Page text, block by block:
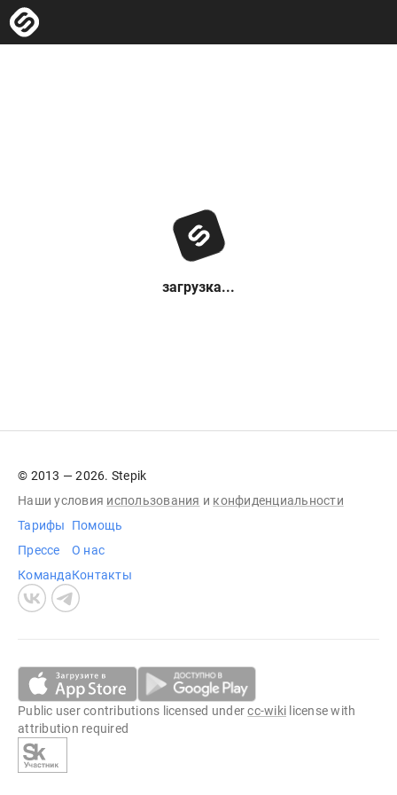
загрузка...
© 2013 — 2026. Stepik
Наши условия использования и конфиденциальности
Тарифы
Прессе
Команда
Помощь
О нас
Контакты
Public user contributions licensed undercc-wiki license with
attribution required